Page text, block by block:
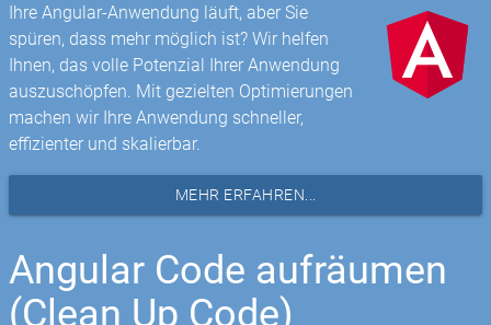
Ihre Angular-Anwendung läuft, aber Sie
spüren, dass mehr möglich ist? Wir helfen
Ihnen, das volle Potenzial Ihrer Anwendung
auszuschöpfen. Mit gezielten Optimierungen
machen wir Ihre Anwendung schneller,
effizienter und skalierbar.
MEHR ERFAHREN...
Angular Code aufräumen
(Clean Up Code)